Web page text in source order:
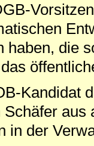
haben, die
Kandidat
Schäfer aus
in der